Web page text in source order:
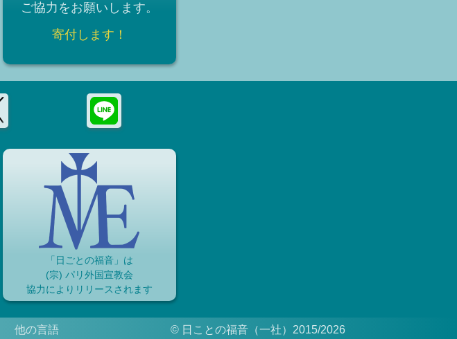
ご協力をお願いします。
寄付します！
「日ごとの福音」は
(宗) パリ外国宣教会
協力によりリリースされます
他の言語 © 日ことの福音（一社）2015/2026